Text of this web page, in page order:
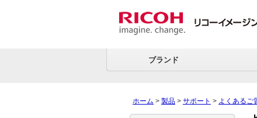
ブランド
ホーム > 製品 > サポート > よくあるご